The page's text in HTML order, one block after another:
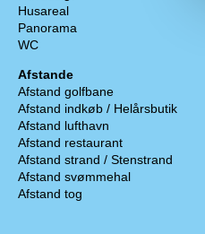
Husareal
Panorama
WC
Afstande
Afstand golfbane
Afstand indkøb / Helårsbutik
Afstand lufthavn
Afstand restaurant
Afstand strand / Stenstrand
Afstand svømmehal
Afstand tog